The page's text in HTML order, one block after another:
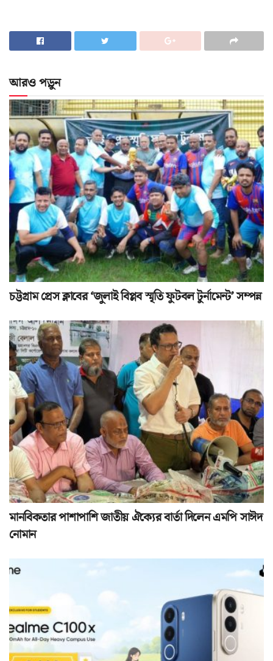
আরও পড়ুন
চট্টগ্রাম প্রেস ক্লাবের ‘জুলাই বিপ্লব স্মৃতি ফুটবল টুর্নামেন্ট’ সম্পন্ন
মানবিকতার পাশাপাশি জাতীয় ঐক্যের বার্তা দিলেন এমপি সাঈদ
নোমান